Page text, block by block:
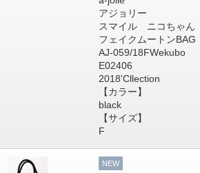
アジョリー
スマイル ニコちゃん
フェイクムートンBAG
AJ-059/18FWekubo
E02406
2018'Cllection
【カラー】
black
【サイズ】
F
NEW